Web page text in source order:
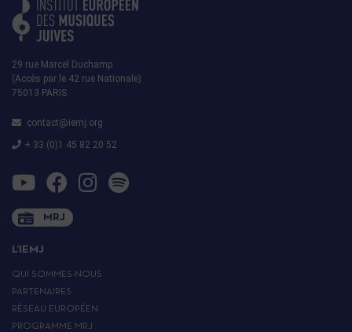
29 rue Marcel Duchamp
(Accès par le 42 rue Nationale)
75013 PARIS
contact@iemj.org
+ 33 (0)1 45 82 20 52
MRJ
L’IEMJ
QUI SOMMES-NOUS
PARTENAIRES
RÉSEAU EUROPÉEN
PROGRAMME MRJ